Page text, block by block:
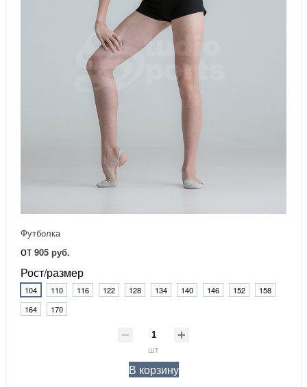
Футболка
от 905 руб.
Рост/размер
104 110 116 122 128 134 140 146 152
158
164
170
шт
В корзину